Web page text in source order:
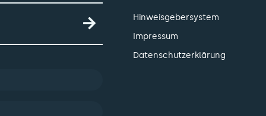
Hinweisgebersystem
Impressum
Datenschutzerklärung